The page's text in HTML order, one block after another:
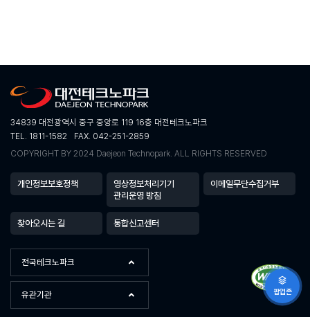
34839 대전광역시 중구 중앙로 119 16층 대전테크노파크
TEL. 1811-1582
FAX. 042-251-2859
COPYRIGHT BY 2024 Daejeon Technopark. ALL RIGHTS RESERVED
전국테크노파크
유관기관
개인정보보호정책
영상정보처리기기
관리운영 방침
이메일무단수집거부
찾아오시는 길 통합신고센터
팝업존